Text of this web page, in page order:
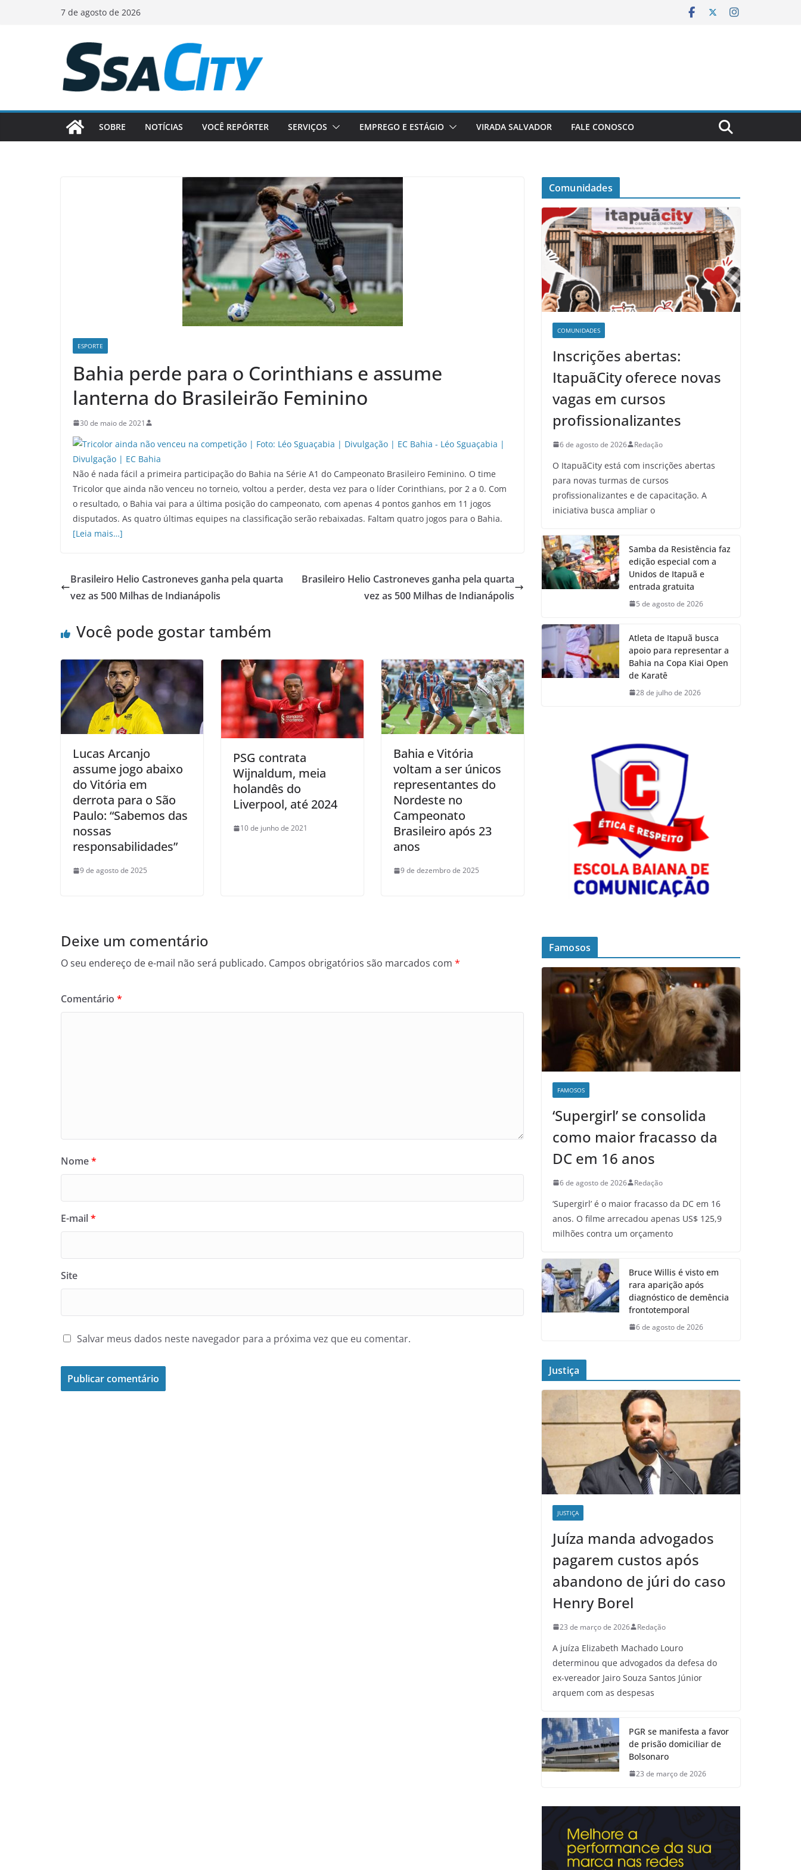
7 de agosto de 2026
SOBRE NOTÍCIAS VOCÊ REPÓRTER SERVIÇOS EMPREGO E ESTÁGIO VIRADA SALVADOR FALE CONOSCO
ESPORTE
Bahia perde para o Corinthians e assume
lanterna do Brasileirão Feminino
30 de maio de 2021
Não é nada fácil a primeira participação do Bahia na Série A1 do Campeonato Brasileiro Feminino. O time
Tricolor que ainda não venceu no torneio, voltou a perder, desta vez para o líder Corinthians, por 2 a 0. Com
o resultado, o Bahia vai para a última posição do campeonato, com apenas 4 pontos ganhos em 11 jogos
disputados. As quatro últimas equipes na classificação serão rebaixadas. Faltam quatro jogos para o Bahia.
[Leia mais…]
Brasileiro Helio Castroneves ganha pela quarta
vez as 500 Milhas de Indianápolis
Brasileiro Helio Castroneves ganha pela quarta
vez as 500 Milhas de Indianápolis
Você pode gostar também
Lucas Arcanjo
assume jogo abaixo
do Vitória em
derrota para o São
Paulo: “Sabemos das
nossas
responsabilidades”
9 de agosto de 2025
PSG contrata
Wijnaldum, meia
holandês do
Liverpool, até 2024
10 de junho de 2021
Bahia e Vitória
voltam a ser únicos
representantes do
Nordeste no
Campeonato
Brasileiro após 23
anos
9 de dezembro de 2025
Deixe um comentário
O seu endereço de e-mail não será publicado. Campos obrigatórios são marcados com *
Comentário *
Nome*
E-mail*
Site
Salvar meus dados neste navegador para a próxima vez que eu comentar.
Comunidades
COMUNIDADES
Inscrições abertas:
ItapuãCity oferece novas
vagas em cursos
profissionalizantes
6 de agosto de 2026 Redação
O ItapuãCity está com inscrições abertas
para novas turmas de cursos
profissionalizantes e de capacitação. A
iniciativa busca ampliar o
Samba da Resistência faz
edição especial com a
Unidos de Itapuã e
entrada gratuita
5 de agosto de 2026
Atleta de Itapuã busca
apoio para representar a
Bahia na Copa Kiai Open
de Karatê
28 de julho de 2026
Famosos
FAMOSOS
‘Supergirl’ se consolida
como maior fracasso da
DC em 16 anos
6 de agosto de 2026 Redação
‘Supergirl’ é o maior fracasso da DC em 16
anos. O filme arrecadou apenas US$ 125,9
milhões contra um orçamento
Bruce Willis é visto em
rara aparição após
diagnóstico de demência
frontotemporal
6 de agosto de 2026
Justiça
JUSTIÇA
Juíza manda advogados
pagarem custos após
abandono de júri do caso
Henry Borel
23 de março de 2026 Redação
A juíza Elizabeth Machado Louro
determinou que advogados da defesa do
ex-vereador Jairo Souza Santos Júnior
arquem com as despesas
PGR se manifesta a favor
de prisão domiciliar de
Bolsonaro
23 de março de 2026